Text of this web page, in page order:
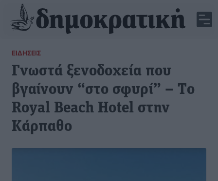
ΕΙΔΉΣΕΙΣ
Γνωστά ξενοδοχεία που
βγαίνουν “στο σφυρί” – Tο
Royal Beach Hotel στην
Κάρπαθο